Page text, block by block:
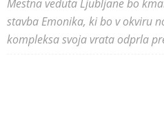
Mestna veduta Ljubljane bo
stavba Emonika, ki bo v okviru
kompleksa svoja vrata odprla